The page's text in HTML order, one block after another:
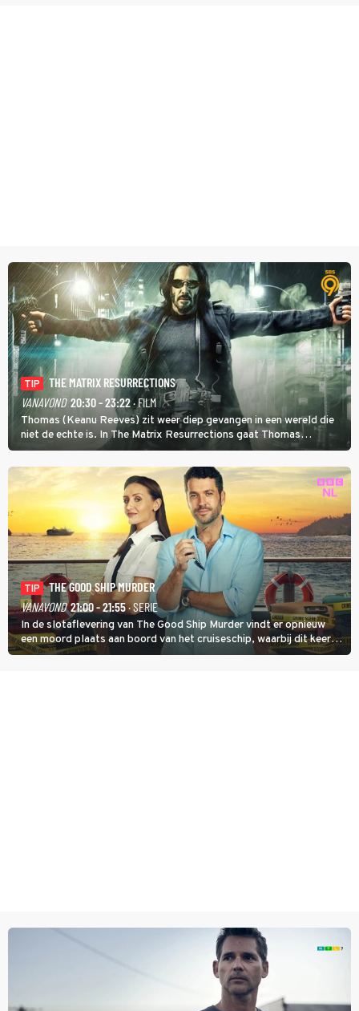
TIP
THE MATRIX RESURRECTIONS
VANAVOND 20:30 - 23:22· FILM
Thomas (Keanu Reeves) zit weer diep gevangen in een wereld die
niet de echte is. In The Matrix Resurrections gaat Thomas
proberen uit deze schijnwereld te ontsnappen.
TIP
THE GOOD SHIP MURDER
VANAVOND 21:00 - 21:55· SERIE
In de slotaflevering van The Good Ship Murder vindt er opnieuw
een moord plaats aan boord van het cruiseschip, waarbij dit keer
een bemanningslid het slachtoffer is en kapitein Marlowe de dader